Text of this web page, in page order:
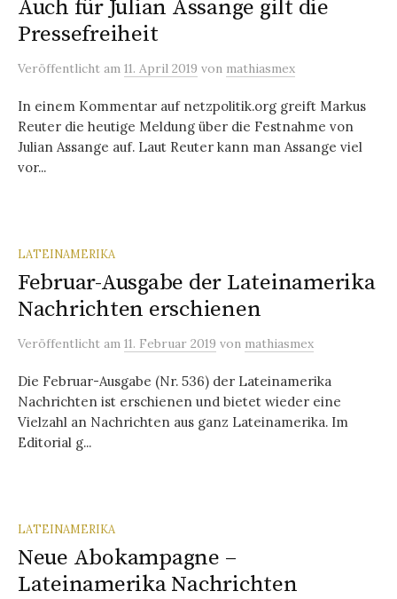
Auch für Julian Assange gilt die
Pressefreiheit
Veröffentlicht am 11. April 2019 von mathiasmex
In einem Kommentar auf netzpolitik.org greift Markus
Reuter die heutige Meldung über die Festnahme von
Julian Assange auf. Laut Reuter kann man Assange viel
vor...
LATEINAMERIKA
Februar-Ausgabe der Lateinamerika
Nachrichten erschienen
Veröffentlicht am 11. Februar 2019 von mathiasmex
Die Februar-Ausgabe (Nr. 536) der Lateinamerika
Nachrichten ist erschienen und bietet wieder eine
Vielzahl an Nachrichten aus ganz Lateinamerika. Im
Editorial g...
LATEINAMERIKA
Neue Abokampagne –
Lateinamerika Nachrichten